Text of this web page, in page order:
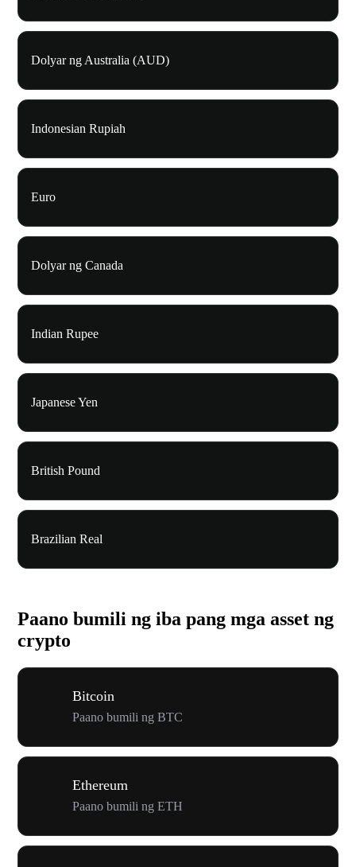
Dolyar ng Australia (AUD)
Indonesian Rupiah
Euro
Dolyar ng Canada
Indian Rupee
Japanese Yen
British Pound
Brazilian Real
Paano bumili ng iba pang mga asset ng
crypto
Bitcoin
Paano bumili ng BTC
Ethereum
Paano bumili ng ETH